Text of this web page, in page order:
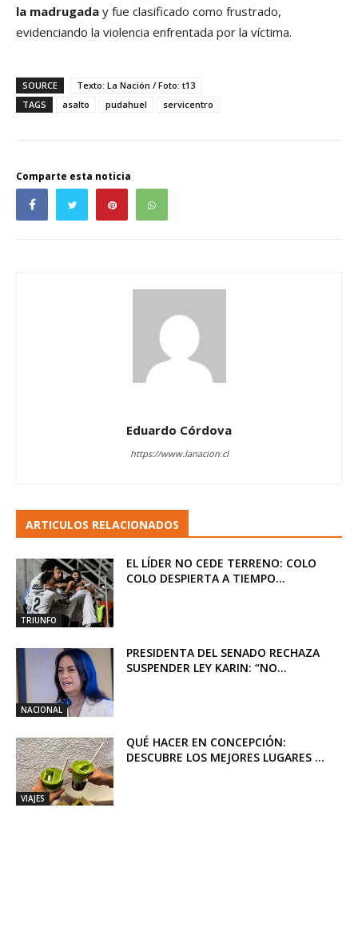
la madrugada y fue clasificado como frustrado,
evidenciando la violencia enfrentada por la víctima.
SOURCE
Texto: La Nación / Foto: t13
TAGS
asalto pudahuel servicentro
Comparte esta noticia
Eduardo Córdova
https://www.lanacion.cl
ARTICULOS RELACIONADOS
TRIUNFO
EL LÍDER NO CEDE TERRENO: COLO
COLO DESPIERTA A TIEMPO...
NACIONAL
PRESIDENTA DEL SENADO RECHAZA
SUSPENDER LEY KARIN: “NO...
VIAJES
QUÉ HACER EN CONCEPCIÓN:
DESCUBRE LOS MEJORES LUGARES ...